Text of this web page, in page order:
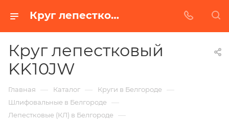
Круг лепестковый KK10JW в Белгороде | Купить по недорогой цене от Абразивного Завода
Круг лепестковый
KK10JW
Главная — Каталог — Круги в Белгороде —
Шлифовальные в Белгороде —
Лепестковые (КЛ) в Белгороде —